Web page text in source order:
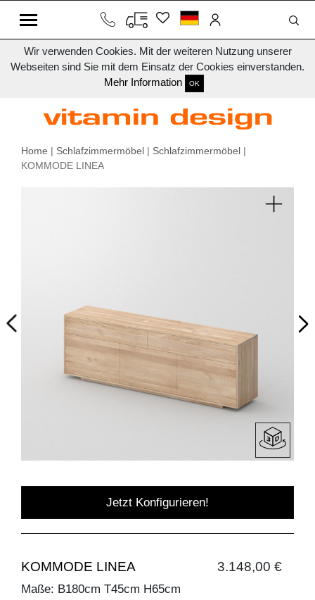
Wir verwenden Cookies. Mit der weiteren Nutzung unserer
Webseiten sind Sie mit dem Einsatz der Cookies einverstanden.
Mehr Information
OK
Home | Schlafzimmermöbel | Schlafzimmermöbel |
KOMMODE LINEA
Jetzt Konfigurieren!
KOMMODE LINEA 3.148,00 €
Maße: B180cm T45cm H65cm